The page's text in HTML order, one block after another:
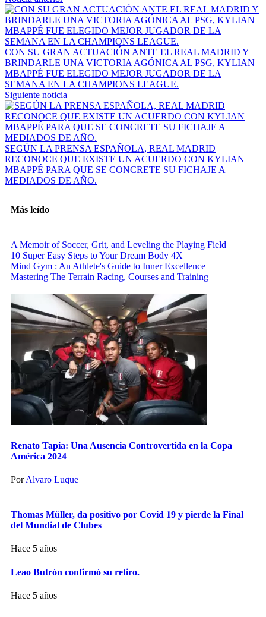
CON SU GRAN ACTUACIÓN ANTE EL REAL MADRID Y
BRINDARLE UNA VICTORIA AGÓNICA AL PSG, KYLIAN
MBAPPÉ FUE ELEGIDO MEJOR JUGADOR DE LA
SEMANA EN LA CHAMPIONS LEAGUE.
Siguiente noticia
SEGÚN LA PRENSA ESPAÑOLA, REAL MADRID
RECONOCE QUE EXISTE UN ACUERDO CON KYLIAN
MBAPPÉ PARA QUE SE CONCRETE SU FICHAJE A
MEDIADOS DE AÑO.
Más leído
A Memoir of Soccer, Grit, and Leveling the Playing Field
10 Super Easy Steps to Your Dream Body 4X
Mind Gym : An Athlete's Guide to Inner Excellence
Mastering The Terrain Racing, Courses and Training
Renato Tapia: Una Ausencia Controvertida en la Copa
América 2024
Por Alvaro Luque
Thomas Müller, da positivo por Covid 19 y pierde la Final
del Mundial de Clubes
Hace 5 años
Leao Butrón confirmó su retiro.
Hace 5 años